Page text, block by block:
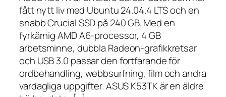
fått nytt liv med Ubuntu 24.04.4 LTS och en
snabb Crucial SSD på 240 GB. Med en
fyrkärnig AMD A6-processor, 4 GB
arbetsminne, dubbla Radeon-grafikkretsar
och USB 3.0 passar den fortfarande för
ordbehandling, webbsurfning, film och andra
vardagliga uppgifter. ASUS K53TK är en äldre